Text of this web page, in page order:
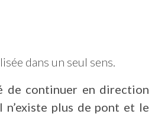
dans un seul sens.
de continuer en direction
plus de pont et le